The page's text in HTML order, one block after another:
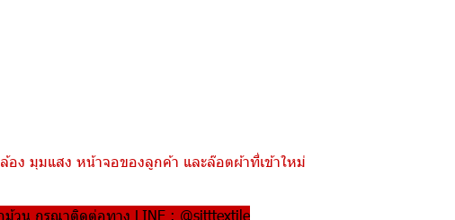
อง มุมแสง หน้าจอของลูกค้า และล๊อตผ้าที่เข้าใหม่
ม้วน กรุณาติดต่อทาง LINE : @sitttextile